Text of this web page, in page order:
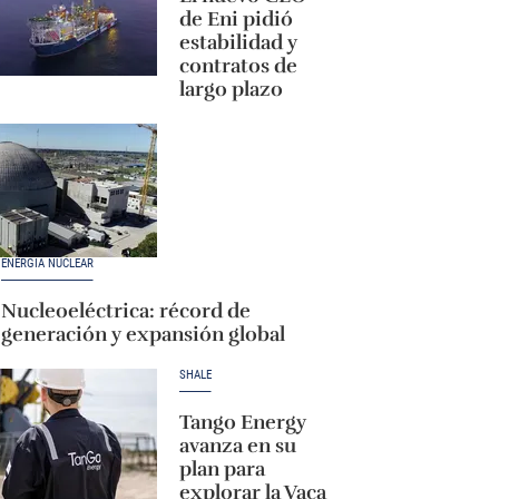
de Eni pidió
estabilidad y
contratos de
largo plazo
ENERGÍA NUCLEAR
Nucleoeléctrica: récord de
generación y expansión global
SHALE
Tango Energy
avanza en su
plan para
explorar la Vaca